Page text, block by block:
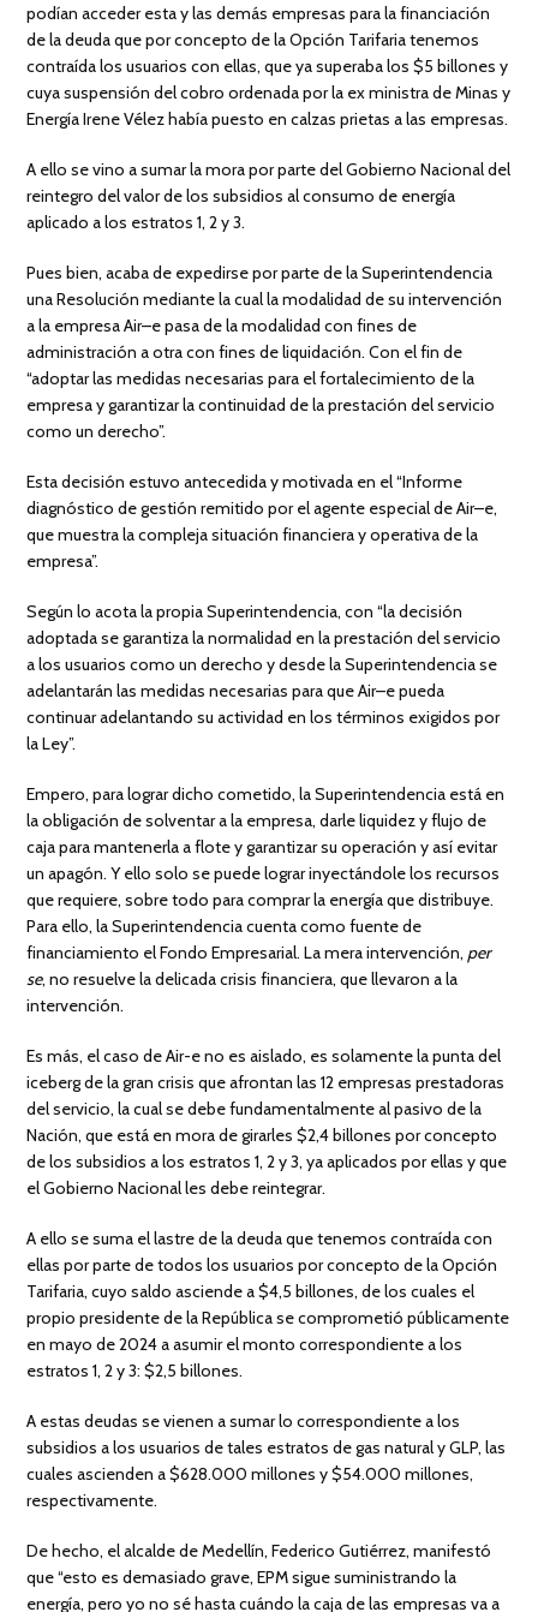
podían acceder esta y las demás empresas para la financiación
de la deuda que por concepto de la Opción Tarifaria tenemos
contraída los usuarios con ellas, que ya superaba los $5 billones y
cuya suspensión del cobro ordenada por la ex ministra de Minas y
Energía Irene Vélez había puesto en calzas prietas a las empresas.
A ello se vino a sumar la mora por parte del Gobierno Nacional del
reintegro del valor de los subsidios al consumo de energía
aplicado a los estratos 1, 2 y 3.
Pues bien, acaba de expedirse por parte de la Superintendencia
una Resolución mediante la cual la modalidad de su intervención
a la empresa Air–e pasa de la modalidad con fines de
administración a otra con fines de liquidación. Con el fin de
“adoptar las medidas necesarias para el fortalecimiento de la
empresa y garantizar la continuidad de la prestación del servicio
como un derecho”.
Esta decisión estuvo antecedida y motivada en el “Informe
diagnóstico de gestión remitido por el agente especial de Air–e,
que muestra la compleja situación financiera y operativa de la
empresa”.
Según lo acota la propia Superintendencia, con “la decisión
adoptada se garantiza la normalidad en la prestación del servicio
a los usuarios como un derecho y desde la Superintendencia se
adelantarán las medidas necesarias para que Air–e pueda
continuar adelantando su actividad en los términos exigidos por
la Ley”.
Empero, para lograr dicho cometido, la Superintendencia está en
la obligación de solventar a la empresa, darle liquidez y flujo de
caja para mantenerla a flote y garantizar su operación y así evitar
un apagón. Y ello solo se puede lograr inyectándole los recursos
que requiere, sobre todo para comprar la energía que distribuye.
Para ello, la Superintendencia cuenta como fuente de
financiamiento el Fondo Empresarial. La mera intervención, per
se, no resuelve la delicada crisis financiera, que llevaron a la
intervención.
Es más, el caso de Air-e no es aislado, es solamente la punta del
iceberg de la gran crisis que afrontan las 12 empresas prestadoras
del servicio, la cual se debe fundamentalmente al pasivo de la
Nación, que está en mora de girarles $2,4 billones por concepto
de los subsidios a los estratos 1, 2 y 3, ya aplicados por ellas y que
el Gobierno Nacional les debe reintegrar.
A ello se suma el lastre de la deuda que tenemos contraída con
ellas por parte de todos los usuarios por concepto de la Opción
Tarifaria, cuyo saldo asciende a $4,5 billones, de los cuales el
propio presidente de la República se comprometió públicamente
en mayo de 2024 a asumir el monto correspondiente a los
estratos 1, 2 y 3: $2,5 billones.
A estas deudas se vienen a sumar lo correspondiente a los
subsidios a los usuarios de tales estratos de gas natural y GLP, las
cuales ascienden a $628.000 millones y $54.000 millones,
respectivamente.
De hecho, el alcalde de Medellín, Federico Gutiérrez, manifestó
que “esto es demasiado grave, EPM sigue suministrando la
energía, pero yo no sé hasta cuándo la caja de las empresas va a